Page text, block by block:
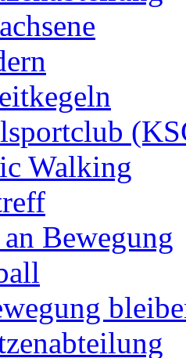
Walking
Bewegung